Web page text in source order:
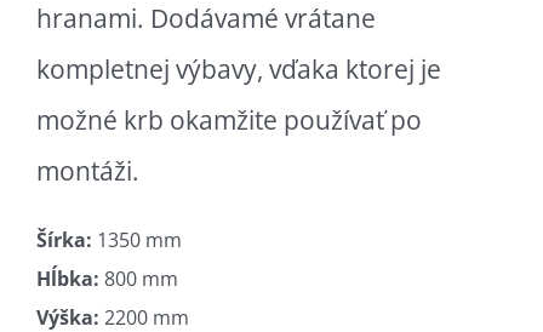
hranami. Dodávamé vrátane
kompletnej výbavy, vďaka ktorej je
možné krb okamžite používať po
montáži.
Šírka: 1350 mm
Hĺbka: 800 mm
Výška: 2200 mm